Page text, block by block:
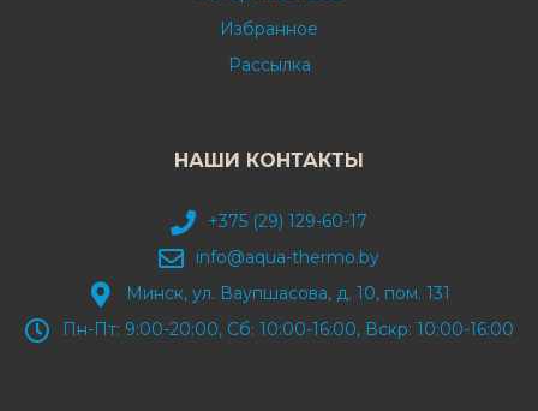
Избранное
Рассылка
НАШИ КОНТАКТЫ
+375 (29) 129-60-17
info@aqua-thermo.by
Минск, ул. Ваупшасова, д. 10, пом. 131
Пн-Пт: 9:00-20:00, Сб: 10:00-16:00, Вскр: 10:00-16:00